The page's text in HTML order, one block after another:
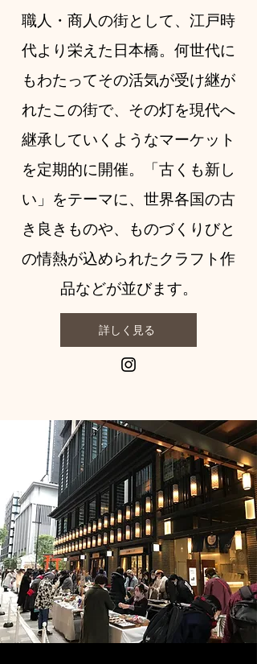
職人・商人の街として、江戸時
代より栄えた日本橋。何世代に
もわたってその活気が受け継が
れたこの街で、その灯を現代へ
継承していくようなマーケット
を定期的に開催。「古くも新し
い」をテーマに、世界各国の古
き良きものや、ものづくりびと
の情熱が込められたクラフト作
品などが並びます。
詳しく見る